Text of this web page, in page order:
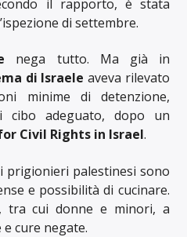
il rapporto, è stata
di settembre.
nega tutto. Ma già in
di Israele aveva rilevato
minime di detenzione,
cibo adeguato, dopo un
Civil Rights in Israel.
prigionieri palestinesi sono
e possibilità di cucinare.
tra cui donne e minori, a
cure negate.